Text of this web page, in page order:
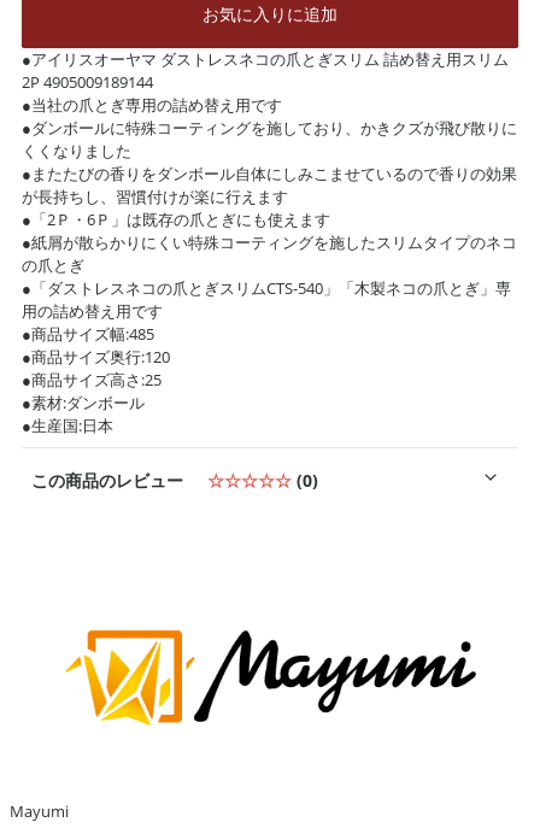
お気に入りに追加
●アイリスオーヤマ ダストレスネコの爪とぎスリム 詰め替え用スリム
2P 4905009189144
●当社の爪とぎ専用の詰め替え用です
●ダンボールに特殊コーティングを施しており、かきクズが飛び散りに
くくなりました
●またたびの香りをダンボール自体にしみこませているので香りの効果
が長持ちし、習慣付けが楽に行えます
●「2Ｐ・6Ｐ」は既存の爪とぎにも使えます
●紙屑が散らかりにくい特殊コーティングを施したスリムタイプのネコ
の爪とぎ
●「ダストレスネコの爪とぎスリムCTS-540」「木製ネコの爪とぎ」専
用の詰め替え用です
●商品サイズ幅:485
●商品サイズ奥行:120
●商品サイズ高さ:25
●素材:ダンボール
●生産国:日本
この商品のレビュー ☆☆☆☆☆ (0)
Mayumi